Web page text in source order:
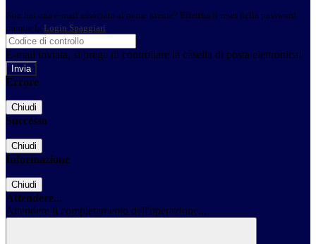
Non hai una e-mail associata al nome utente? Effettua il reset della password
tramite la Login Spaggiari
E-mail inviata, si prega di controllare la casella di posta elettronica!
Errore
Chiudi
Successo
Chiudi
Informazione
Chiudi
Attendere...
Attendere il completamento dell'operazione...